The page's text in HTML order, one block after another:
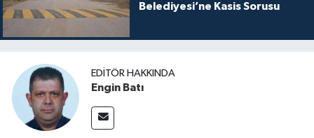
Belediyesi’ne Kasis Sorusu
EDITÖR HAKKINDA
Engin Batı